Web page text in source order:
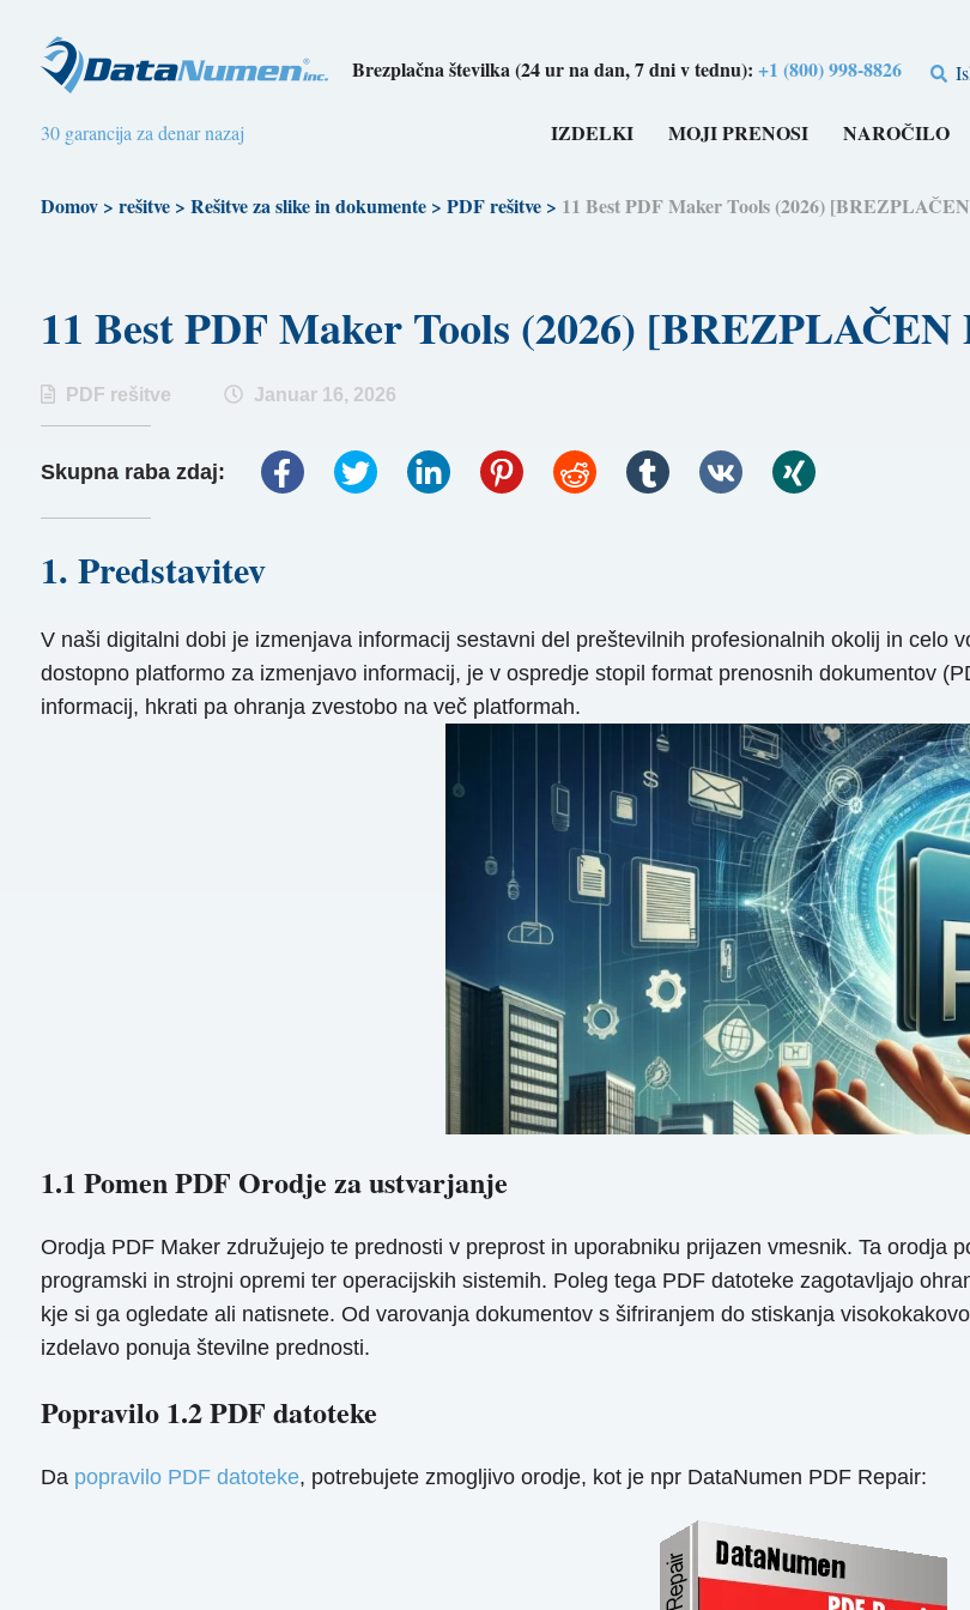
Brezplačna številka (24 ur na dan, 7 dni v tednu):+1 (800) 998-8826
30 garancija za denar nazaj IZDELKI MOJI PRENOSI NAROČILO
Domov> rešitve> Rešitve za slike in dokumente> PDF rešitve> 11 Best PDF Maker Tools (2026)
11 Best PDF Maker Tools (2026) [BREZPLAČEN
PDF rešitve Januar 16, 2026
Skupna raba zdaj:
1. Predstavitev
V naši digitalni dobi je izmenjava informacij sestavni del preštevilnih profesionalnih okolij in celo
dostopno platformo za izmenjavo informacij, je v ospredje stopil format prenosnih dokumentov
informacij, hkrati pa ohranja zvestobo na več platformah.
1.1 Pomen PDF Orodje za ustvarjanje
Orodja PDF Maker združujejo te prednosti v preprost in uporabniku prijazen vmesnik. Ta orodja
programski in strojni opremi ter operacijskih sistemih. Poleg tega PDF datoteke zagotavljajo
kje si ga ogledate ali natisnete. Od varovanja dokumentov s šifriranjem do stiskanja
izdelavo ponuja številne prednosti.
Popravilo 1.2 PDF datoteke
Da popravilo PDF datoteke, potrebujete zmogljivo orodje, kot je npr DataNumen PDF Repair: